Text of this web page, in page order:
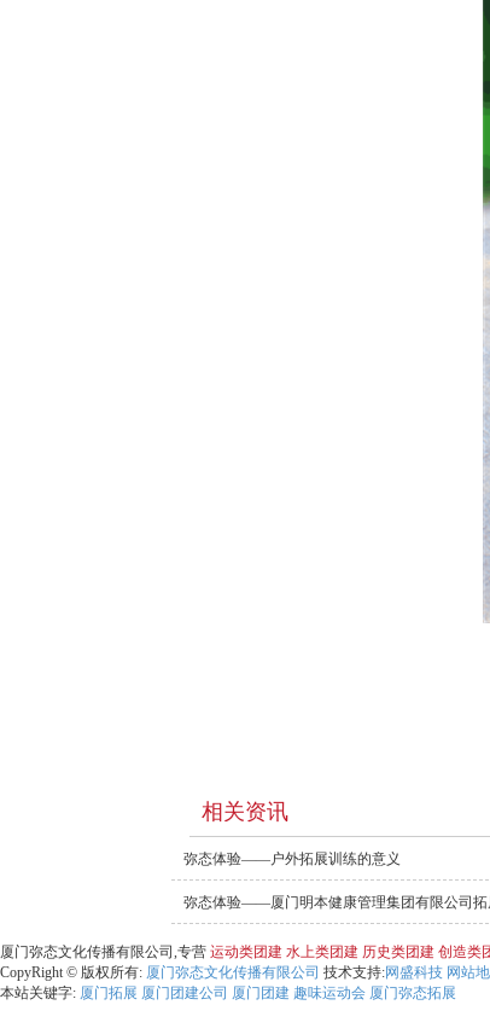
相关资讯
弥态体验——户外拓展训练的意义
弥态体验——厦门明本健康管理集团有限公司拓
厦门弥态文化传播有限公司,专营 运动类团建 水上类团建 历史类团建 创造类
CopyRight © 版权所有: 厦门弥态文化传播有限公司 技术支持:网盛科技 网站
本站关键字: 厦门拓展 厦门团建公司 厦门团建 趣味运动会 厦门弥态拓展